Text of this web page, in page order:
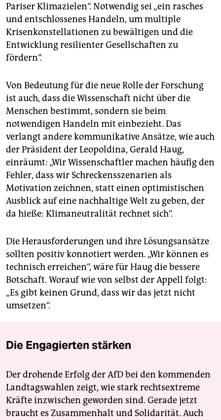
Pariser Klimazielen“. Notwendig sei „ein rasches
und entschlossenes Handeln, um multiple
Krisenkonstellationen zu bewältigen und die
Entwicklung resilienter Gesellschaften zu
fördern“.
Von Bedeutung für die neue Rolle der Forschung
ist auch, dass die Wissenschaft nicht über die
Menschen bestimmt, sondern sie beim
notwendigen Handeln mit einbezieht. Das
verlangt andere kommunikative Ansätze, wie auch
der Präsident der Leopoldina, Gerald Haug,
einräumt: „Wir Wissenschaftler machen häufig den
Fehler, dass wir Schreckensszenarien als
Motivation zeichnen, statt einen optimistischen
Ausblick auf eine nachhaltige Welt zu geben, der
da hieße: Klimaneutralität rechnet sich“.
Die Herausforderungen und ihre Lösungsansätze
sollten positiv konnotiert werden. „Wir können es
technisch erreichen“, wäre für Haug die bessere
Botschaft. Worauf wie von selbst der Appell folgt:
„Es gibt keinen Grund, dass wir das jetzt nicht
umsetzen“.
Die Engagierten stärken
Der drohende Erfolg der AfD bei den kommenden
Landtagswahlen zeigt, wie stark rechtsextreme
Kräfte inzwischen geworden sind. Gerade jetzt
braucht es Zusammenhalt und Solidarität. Auch